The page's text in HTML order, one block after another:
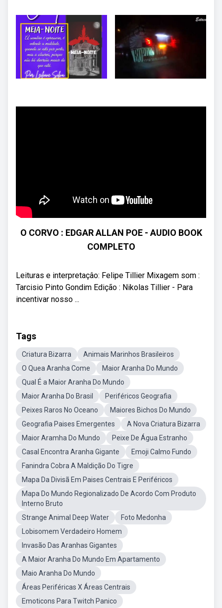
O CORVO : EDGAR ALLAN POE - AUDIO BOOK
COMPLETO
Leituras e interpretaçâo: Felipe Tillier Mixagem som :
Tarcisio Pinto Gondim Edição : Nikolas Tillier - Para
incentivar nosso ...
Tags
Criatura Bizarra
Animais Marinhos Brasileiros
O Quea Aranha Come
Maior Aranha Do Mundo
Qual É a Maior Aranha Do Mundo
Maior Aranha Do Brasil
Periféricos Geografia
Peixes Raros No Oceano
Maiores Bichos Do Mundo
Geografia Paises Emergentes
A Nova Criatura Bizarra
Maior Aramha Do Mundo
Peixe De Água Estranho
Casal Encontra Aranha Gigante
Emoji Calmo Fundo
Fanindra Cobra A Maldição Do Tigre
Mapa Da Divisã Em Paises Centrais E Periféricos
Mapa Do Mundo Regionalizado De Acordo Com Produto
Interno Bruto
Strange Animal Deep Water
Foto Medonha
Lobisomem Verdadeiro Homem
Invasão Das Aranhas Gigantes
A Maior Aranha Do Mundo Em Apartamento
Maio Aranha Do Mundo
Áreas Periféricas X Áreas Centrais
Emoticons Para Twitch Panico